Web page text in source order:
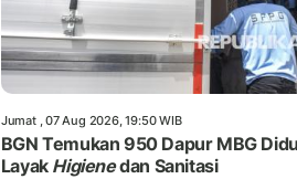
Jumat , 07 Aug 2026, 19:50 WIB
BGN Temukan 950 Dapur MBG
Layak Higienedan Sanitasi